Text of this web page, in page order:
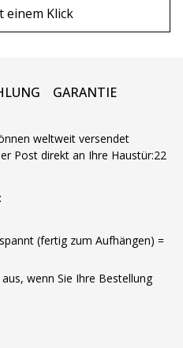
einem Klick
GARANTIE
weltweit versendet
Post direkt an Ihre Haustür:22
(fertig zum Aufhängen) =
wenn Sie Ihre Bestellung